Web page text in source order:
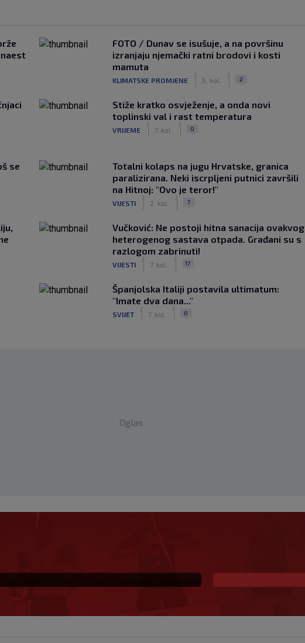
FOTO / Dunav se isušuje, a na površinu
izranjaju njemački ratni brodovi i kosti
mamuta
KLIMATSKE PROMJENE 5. kol. 2
Stiže kratko osvježenje, a onda novi
toplinski val i rast temperatura
VRIJEME 7. kol. 0
se
Totalni kolaps na jugu Hrvatske, granica
paralizirana. Neki iscrpljeni putnici završili
na Hitnoj: "Ovo je teror!"
VIJESTI 2. kol. 7
Vučković: Ne postoji hitna sanacija ovakvog
heterogenog sastava otpada. Građani su s
razlogom zabrinuti!
VIJESTI 7. kol. 17
Španjolska Italiji postavila ultimatum:
"Imate dva dana..."
SVIJET 7. kol. 0
Oglas
sada je slobodan
ali…